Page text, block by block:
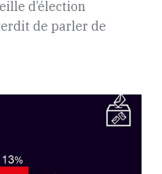
d’élection
de parler de